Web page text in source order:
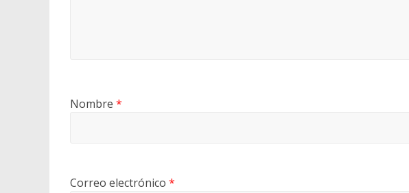
Nombre *
Correo electrónico *